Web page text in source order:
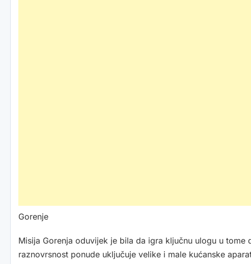
Gorenje
Misija Gorenja oduvijek je bila da igra ključnu ulogu u
raznovrsnost ponude uključuje velike i male kućanske